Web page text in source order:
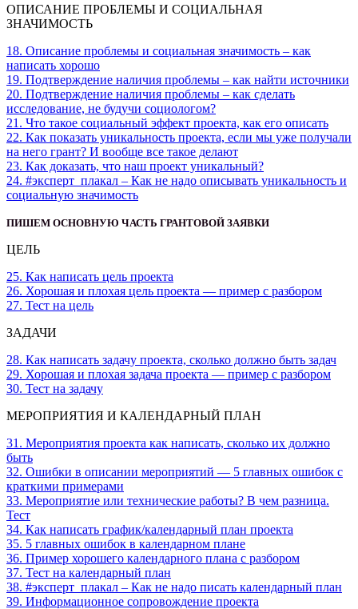
ОПИСАНИЕ ПРОБЛЕМЫ И СОЦИАЛЬНАЯ
ЗНАЧИМОСТЬ
18. Описание проблемы и социальная значимость – как
написать хорошо
19. Подтверждение наличия проблемы – как найти источники
20. Подтверждение наличия проблемы – как сделать
исследование, не будучи социологом?
21. Что такое социальный эффект проекта, как его описать
22. Как показать уникальность проекта, если мы уже получали
на него грант? И вообще все такое делают
23. Как доказать, что наш проект уникальный?
24. #эксперт_плакал – Как не надо описывать уникальность и
социальную значимость
ПИШЕМ ОСНОВНУЮ ЧАСТЬ ГРАНТОВОЙ ЗАЯВКИ
ЦЕЛЬ
25. Как написать цель проекта
26. Хорошая и плохая цель проекта — пример с разбором
27. Тест на цель
ЗАДАЧИ
28. Как написать задачу проекта, сколько должно быть задач
29. Хорошая и плохая задача проекта — пример с разбором
30. Тест на задачу
МЕРОПРИЯТИЯ И КАЛЕНДАРНЫЙ ПЛАН
31. Мероприятия проекта как написать, сколько их должно
быть
32. Ошибки в описании мероприятий — 5 главных ошибок с
краткими примерами
33. Мероприятие или технические работы? В чем разница.
Тест
34. Как написать график/календарный план проекта
35. 5 главных ошибок в календарном плане
36. Пример хорошего календарного плана с разбором
37. Тест на календарный план
38. #эксперт_плакал – Как не надо писать календарный план
39. Информационное сопровождение проекта